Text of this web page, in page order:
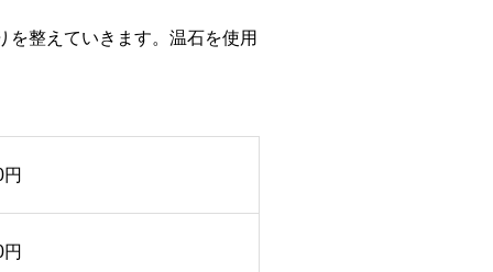
整えていきます。温石を使用